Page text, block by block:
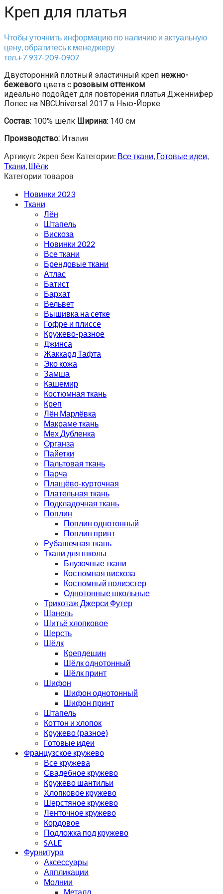
Креп для платья
Чтобы уточнить информацию по наличию и актуальную
цену, обратитесь к менеджеру
тел.+7 937-209-0907
Двусторонний плотный эластичный креп нежно-
бежевого цвета с розовым оттенком
идеально подойдет для повторения платья Дженнифер
Лопес на NBCUniversal 2017 в Нью-Йорке
Состав: 100% шёлк Ширина: 140 см
Производство: Италия
Артикул: 2креп беж Категории: Все ткани, Готовые идеи,
Ткани, Шёлк
Категории товаров
Новинки 2023
Ткани
Лён
Штапель
Вискоза
Новинки 2022
Все ткани
Брендовые ткани
Атлас
Батист
Бархат
Вельвет
Вышивка на сетке
Гофре и плиссе
Кружево-разное
Джинса
Жаккард Тафта
Эко кожа
Замша
Кашемир
Костюмная ткань
Креп
Лён Марлёвка
Макраме ткань
Мех Дубленка
Органза
Пайетки
Пальтовая ткань
Парча
Плащёво-курточная
Плательная ткань
Подкладочная ткань
Поплин
Поплин однотонный
Поплин принт
Рубашечная ткань
Ткани для школы
Блузочные ткани
Костюмная вискоза
Костюмный полиэстер
Однотонные школьные
Трикотаж Джерси Футер
Шанель
Шитьё хлопковое
Шерсть
Шёлк
Крепдешин
Шёлк однотонный
Шёлк принт
Шифон
Шифон однотонный
Шифон принт
Штапель
Коттон и хлопок
Кружево (разное)
Готовые идеи
Французское кружево
Все кружева
Свадебное кружево
Кружево шантильи
Хлопковое кружево
Шерстяное кружево
Ленточное кружево
Кордовое
Подложка под кружево
SALE
Фурнитура
Аксессуары
Аппликации
Молнии
Металл